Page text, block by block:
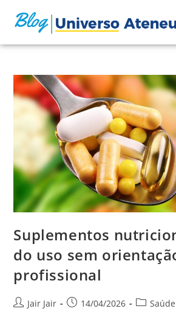
Suplementos
do uso sem
profissional
Jair Jair 14/04/2026 Saúde